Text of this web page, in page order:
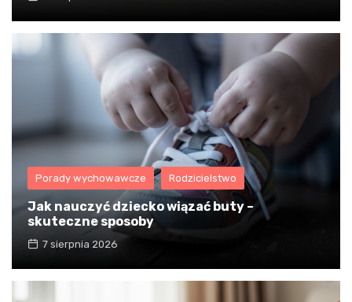
Porady wychowawcze Rodzicielstwo
Jak nauczyć dziecko wiązać buty –
skuteczne sposoby
7 sierpnia 2026